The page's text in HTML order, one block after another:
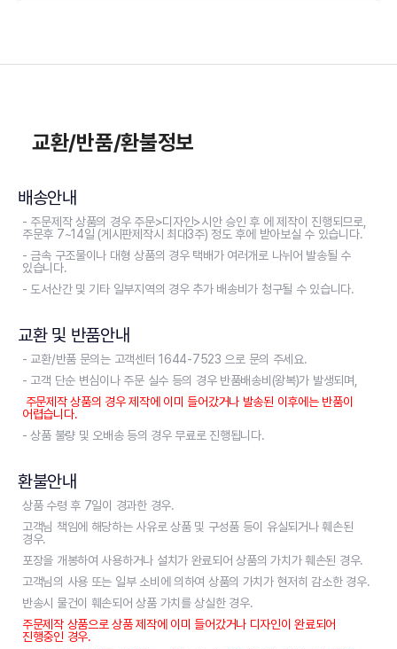
교환/반품/환불정보
배송안내
- 주문제작 상품의 경우 주문>디자인>시안 승인 후 에 제작이 진행되므로,
주문후 7~14일 (게시판제작시 최대3주) 정도 후에 받아보실 수 있습니다.
- 금속 구조물이나 대형 상품의 경우 택배가 여러개로 나뉘어 발송될 수
있습니다.
- 도서산간 및 기타 일부지역의 경우 추가 배송비가 청구될 수 있습니다.
교환 및 반품안내
- 교환/반품 문의는 고객센터 1644-7523 으로 문의 주세요.
- 고객 단순 변심이나 주문 실수 등의 경우 반품배송비(왕복)가 발생되며,
주문제작 상품의 경우 제작에 이미 들어갔거나 발송된 이후에는 반품이
어렵습니다.
- 상품 불량 및 오배송 등의 경우 무료로 진행됩니다.
환불안내
상품 수령 후 7일이 경과한 경우.
고객님 책임에 해당하는 사유로 상품 및 구성품 등이 유실되거나 훼손된
경우.
포장을 개봉하여 사용하거나 설치가 완료되어 상품의 가치가 훼손된 경우.
고객님의 사용 또는 일부 소비에 의하여 상품의 가치가 현저히 감소한 경우.
반송시 물건이 훼손되어 상품 가치를 상실한 경우.
주문제작 상품으로 상품 제작에 이미 들어갔거나 디자인이 완료되어
진행중인 경우.